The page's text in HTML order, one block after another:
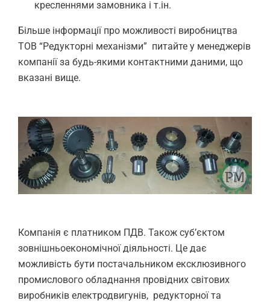
кресленнями замовника і т.ін.
Більше інформації про можливості виробництва
ТОВ “Редукторні механізми” питайте у менеджерів
компанії за будь-якими контактними даними, що
вказані вище.
Компанія є платником ПДВ. Також суб’єктом
зовнішньоекономічної діяльності. Це дає
можливість бути постачальником ексклюзивного
промислового обладнання провідних світових
виробників електродвигунів, редукторної та